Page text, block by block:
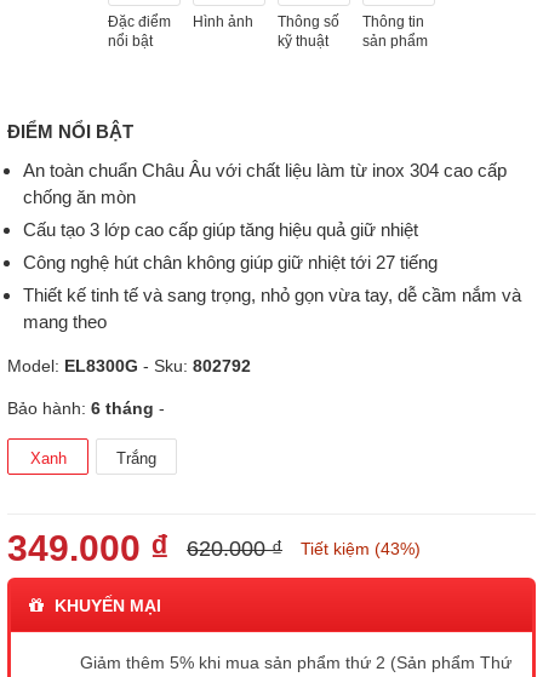
Đặc điểm
nổi bật
Hình ảnh
Thông số
kỹ thuật
Thông tin
sản phẩm
ĐIỂM NỔI BẬT
An toàn chuẩn Châu Âu với chất liệu làm từ inox 304 cao cấp
chống ăn mòn
Cấu tạo 3 lớp cao cấp giúp tăng hiệu quả giữ nhiệt
Công nghệ hút chân không giúp giữ nhiệt tới 27 tiếng
Thiết kế tinh tế và sang trọng, nhỏ gọn vừa tay, dễ cầm nắm và
mang theo
Model: EL8300G - Sku: 802792
Bảo hành: 6 tháng -
Xanh Trắng
349.000 ₫ 620.000 ₫ Tiết kiệm (43%)
KHUYẾN MẠI
Giảm thêm 5% khi mua sản phẩm thứ 2 (Sản phẩm Thứ